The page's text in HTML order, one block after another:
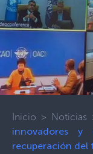
Inicio > Noticias
innovadores y
recuperación del